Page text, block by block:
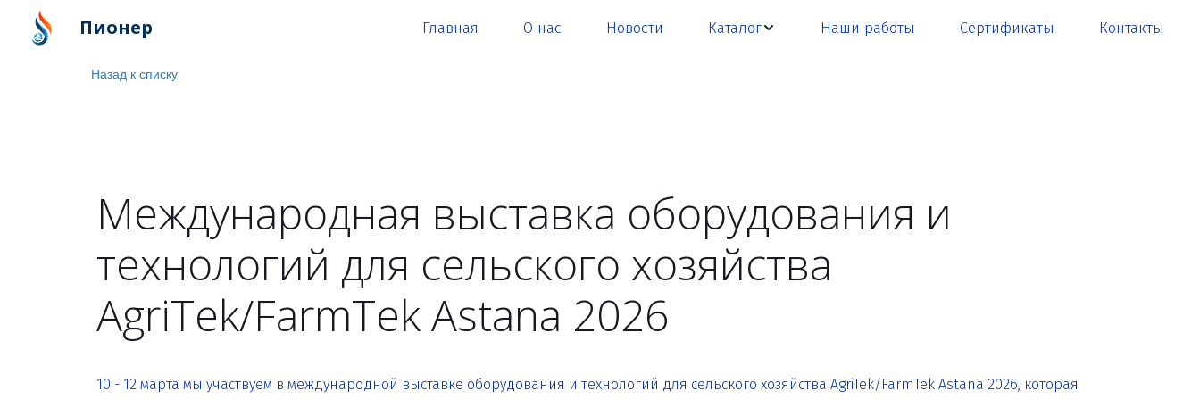
Пионер Главная О нас Новости Каталог Наши работы Сертификаты Контакты
Назад к списку
Международная выставка оборудования и
технологий для сельского хозяйства
AgriTek/FarmTek Astana 2026
10 - 12 марта мы участвуем в международной выставке оборудования и технологий для сельского хозяйства AgriTek/FarmTek Astana 2026, которая